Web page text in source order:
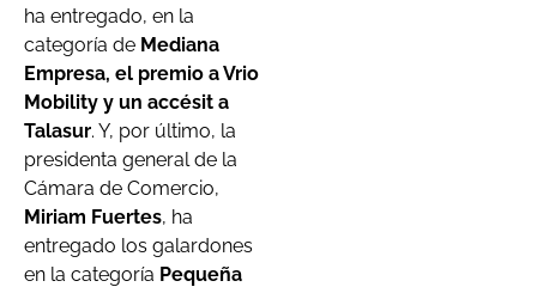
ha entregado, en la
categoría de Mediana
Empresa, el premio a Vrio
Mobility y un accésit a
Talasur. Y, por último, la
presidenta general de la
Cámara de Comercio,
Miriam Fuertes, ha
entregado los galardones
en la categoría Pequeña